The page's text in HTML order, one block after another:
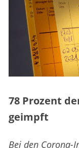
78 Prozent
geimpft
Bei den Corona-